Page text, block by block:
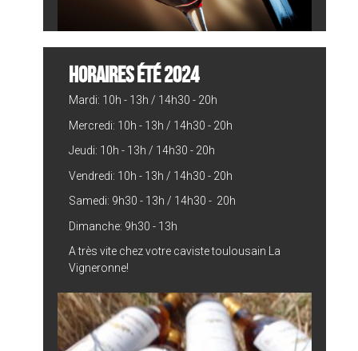
HORAIRES ÉTÉ 2024
Mardi: 10h - 13h / 14h30 - 20h
Mercredi: 10h - 13h / 14h30 - 20h
Jeudi: 10h - 13h / 14h30 - 20h
Vendredi: 10h - 13h / 14h30 - 20h
Samedi: 9h30 - 13h / 14h30 - 20h
Dimanche: 9h30 - 13h
A très vite chez votre caviste toulousain La
Vigneronne!